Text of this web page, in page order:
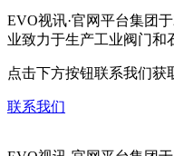
EVO视讯·官网平台集团
业致力于生产工业阀门和
点击下方按钮联系我们获
联系我们